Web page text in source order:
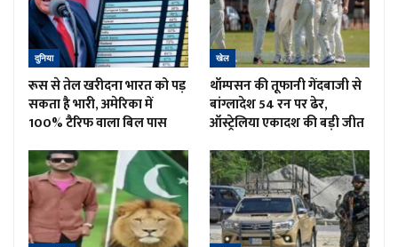
दुनिया
रूस से तेल खरीदना भारत को पड़
सकता है भारी, अमेरिका में
100% टैरिफ वाला बिल पास
खेल
थॉम्पसन की तूफानी गेंदबाजी से
बांग्लादेश 54 रन पर ढेर,
ऑस्ट्रेलिया एकादश की बड़ी जीत